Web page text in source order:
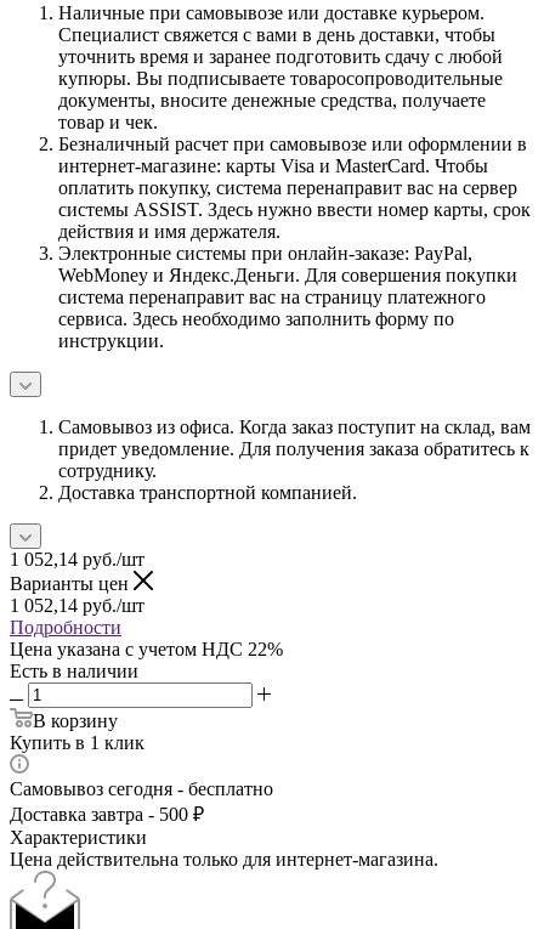
Наличные при самовывозе или доставке курьером.
Специалист свяжется с вами в день доставки, чтобы
уточнить время и заранее подготовить сдачу с любой
купюры. Вы подписываете товаросопроводительные
документы, вносите денежные средства, получаете
товар и чек.
Безналичный расчет при самовывозе или оформлении в
интернет-магазине: карты Visa и MasterCard. Чтобы
оплатить покупку, система перенаправит вас на сервер
системы ASSIST. Здесь нужно ввести номер карты, срок
действия и имя держателя.
Электронные системы при онлайн-заказе: PayPal,
WebMoney и Яндекс.Деньги. Для совершения покупки
система перенаправит вас на страницу платежного
сервиса. Здесь необходимо заполнить форму по
инструкции.
Самовывоз из офиса. Когда заказ поступит на склад, вам
придет уведомление. Для получения заказа обратитесь к
сотруднику.
Доставка транспортной компанией.
1 052,14 руб./шт
Варианты цен
1 052,14 руб./шт
Подробности
Цена указана с учетом НДС 22%
Есть в наличии
В корзину
Купить в 1 клик
Самовывоз сегодня - бесплатно
Доставка завтра - 500 ₽
Характеристики
Цена действительна только для интернет-магазина.